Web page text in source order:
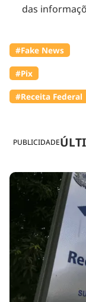
PUBLICIDADE
das
#Fake News
#Pix
#Receita Federal